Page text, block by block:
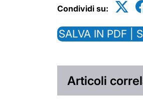
Condividi su:
SALVA IN PDF |
Articoli